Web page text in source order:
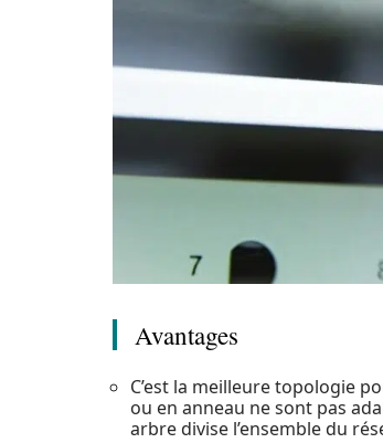
Avantages
C’est la meilleure topologie
ou en anneau ne sont pas
arbre divise l’ensemble du